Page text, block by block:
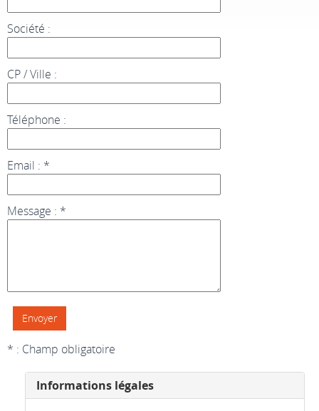
Société :
CP / Ville :
Téléphone :
Email : *
Message : *
* : Champ obligatoire
Informations légales